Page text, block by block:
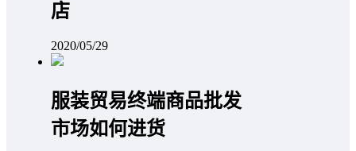
店
2020/05/29
服装贸易终端商品批发
市场如何进货